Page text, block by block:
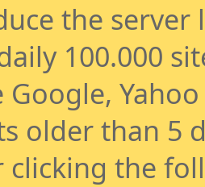
the
100.000
Google,
older than 5
clicking the